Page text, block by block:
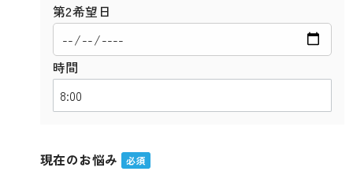
第2希望日
時間
現在のお悩み 必須